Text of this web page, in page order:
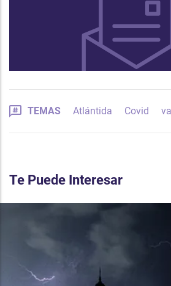
TEMAS Atlántida Covid
Te Puede Interesar